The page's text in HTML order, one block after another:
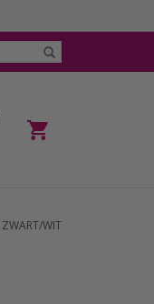
ZWART/WIT